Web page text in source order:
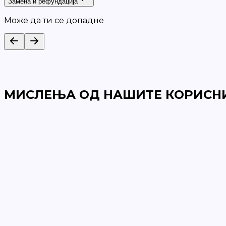
Може да ти се допадне
МИСЛЕЊА ОД НАШИТЕ